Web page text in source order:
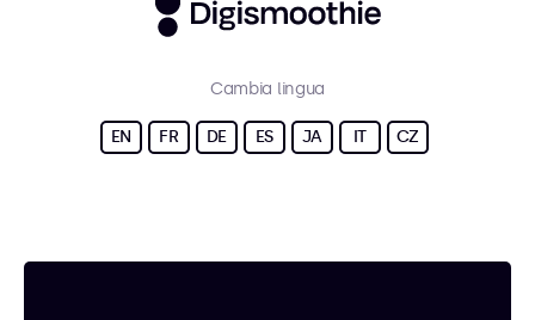
Cambia lingua
EN FR DE ES JA IT CZ